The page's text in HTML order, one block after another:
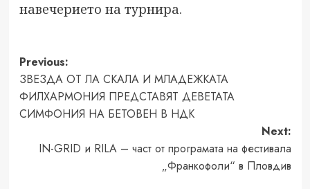
навечерието на турнира.
Post
navigation
Previous:
ЗВЕЗДА ОТ ЛА СКАЛА И МЛАДЕЖКАТА
ФИЛХАРМОНИЯ ПРЕДСТАВЯТ ДЕВЕТАТА
СИМФОНИЯ НА БЕТОВЕН В НДК
Next:
IN-GRID и RILA – част от програмата на фестивала
„Франкофоли“ в Пловдив